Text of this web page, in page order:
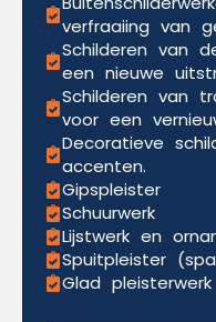
verfraaiing van
Schilderen van
een nieuwe
Schilderen van
voor een
Decoratieve
accenten.
Gipspleister
Schuurwerk
Lijstwerk en
Spuitpleister
Glad pleisterwerk